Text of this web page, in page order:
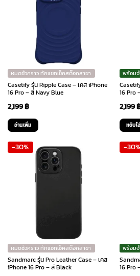
chosen
on
the
product
หมดชั่วคราว ทักแชทเช็คสต๊อกสาขา
Casetify รุ่น Ripple Case – เคส iPhone
16 Pro – สี Navy Blue
2,199฿
อ่านเพิ่ม
พร้อม
16 Pro
2,199
หยิบใ
-30%
หมดชั่วคราว ทักแชทเช็คสต๊อกสาขา
Sandmarc รุ่น Pro Leather Case – เคส
iPhone 16 Pro – สี Black
-30%
พร้อม
16 Pro